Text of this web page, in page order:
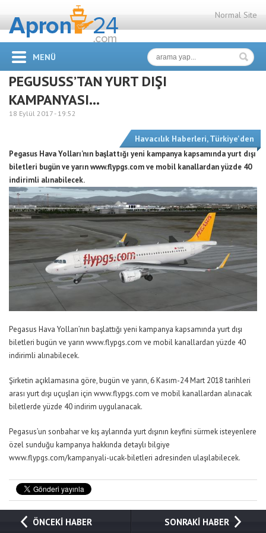
Normal Site
MENÜ
PEGUSUSS’TAN YURT DIŞI
KAMPANYASI…
18 Eylül 2017 - 19:52
Havacılık Haberleri,Türkiye'den
Pegasus Hava Yolları’nın başlattığı yeni kampanya kapsamında yurt dışı
biletleri bugün ve yarın www.flypgs.com ve mobil kanallardan yüzde 40
indirimli alınabilecek.
Pegasus Hava Yolları’nın başlattığı yeni kampanya kapsamında yurt dışı
biletleri bugün ve yarın www.flypgs.com ve mobil kanallardan yüzde 40
indirimli alınabilecek.
Şirketin açıklamasına göre, bugün ve yarın, 6 Kasım-24 Mart 2018 tarihleri
arası yurt dışı uçuşları için www.flypgs.com ve mobil kanallardan alınacak
biletlerde yüzde 40 indirim uygulanacak.
Pegasus’un sonbahar ve kış aylarında yurt dışının keyfini sürmek isteyenlere
özel sunduğu kampanya hakkında detaylı bilgiye
www.flypgs.com/kampanyali-ucak-biletleri adresinden ulaşılabilecek.
ÖNCEKİ HABER SONRAKİ HABER